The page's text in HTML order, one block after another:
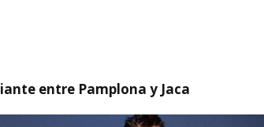
entre Pamplona y Jaca